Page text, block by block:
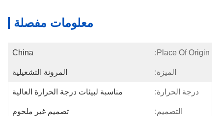
معلومات مفصلة
Place Of Origin:
China
الميزة: المرونة التشغيلية
درجة الحرارة: مناسبة لبيئات درجة الحرارة العالية
التصميم: تصميم غير ملحوم